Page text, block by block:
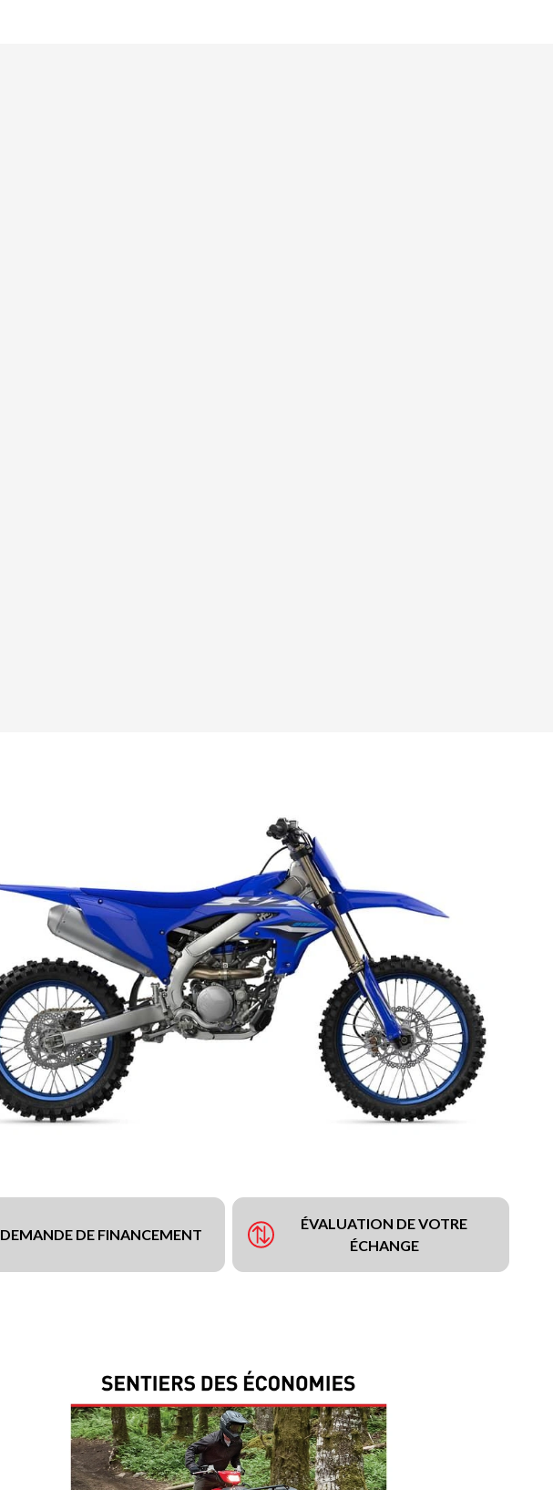
DEMANDE DE FINANCEMENT
ÉVALUATION DE VOTRE
ÉCHANGE